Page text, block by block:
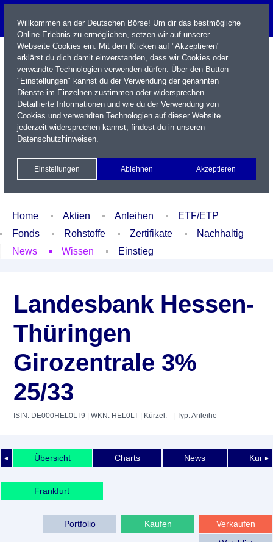
Name / WKN / ISIN / Kürzel
Xetra Realtime
Watchlist Portfolio Login
Home Aktien Anleihen
ETF/ETP
Fonds
Rohstoffe Zertifikate
Nachhaltig
News
Wissen Einstieg
Landesbank Hessen-
Thüringen
Girozentrale 3%
25/33
ISIN: DE000HEL0LT9 | WKN: HEL0LT | Kürzel: - | Typ: Anleihe
◄ ►
Übersicht Charts News
Frankfurt
Verkaufen
Kaufen
Portfolio
Willkommen an der Deutschen Börse! Um dir das bestmögliche
Online-Erlebnis zu ermöglichen, setzen wir auf unserer
Webseite Cookies ein. Mit dem Klicken auf "Akzeptieren"
erklärst du dich damit einverstanden, dass wir Cookies oder
verwandte Technologien verwenden dürfen. Über den Button
"Einstellungen" kannst du der Verwendung der genannten
Dienste im Einzelnen zustimmen oder widersprechen.
Detaillierte Informationen und wie du der Verwendung von
Cookies und verwandten Technologien auf dieser Website
jederzeit widersprechen kannst, findest du in unseren
Datenschutzhinweisen.
Einstellungen Ablehnen Akzeptieren